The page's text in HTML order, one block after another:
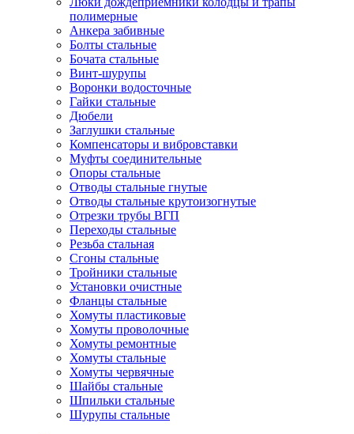
полимерные
Анкера забивные
Болты стальные
Бочата стальные
Винт-шурупы
Воронки водосточные
Гайки стальные
Дюбели
Заглушки стальные
Компенсаторы и вибровставки
Муфты соединительные
Опоры стальные
Отводы стальные гнутые
Отводы стальные крутоизогнутые
Отрезки трубы ВГП
Переходы стальные
Резьба стальная
Сгоны стальные
Тройники стальные
Установки очистные
Фланцы стальные
Хомуты пластиковые
Хомуты проволочные
Хомуты ремонтные
Хомуты стальные
Хомуты червячные
Шайбы стальные
Шпильки стальные
Шурупы стальные